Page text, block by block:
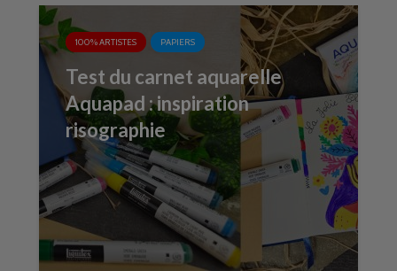
100% ARTISTES PAPIERS
Test du carnet aquarelle
Aquapad : inspiration
risographie